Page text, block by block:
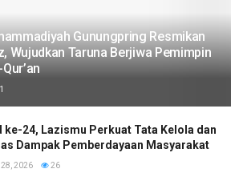
Gunungpring Resmikan
Wujudkan Taruna Berjiwa Pemimpin
ke-24, Lazismu Perkuat Tata Kelola dan
Dampak Pemberdayaan Masyarakat
28, 2026 26